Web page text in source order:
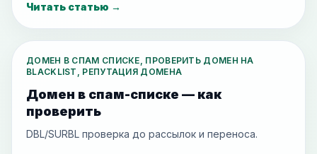
Читать статью →
ДОМЕН В СПАМ СПИСКЕ, ПРОВЕРИТЬ ДОМЕН НА
BLACKLIST, РЕПУТАЦИЯ ДОМЕНА
Домен в спам-списке — как
проверить
DBL/SURBL проверка до рассылок и переноса.